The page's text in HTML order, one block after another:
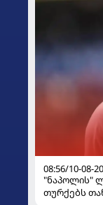
08:56/10-08-
"ნაპოლის"
თურქებს